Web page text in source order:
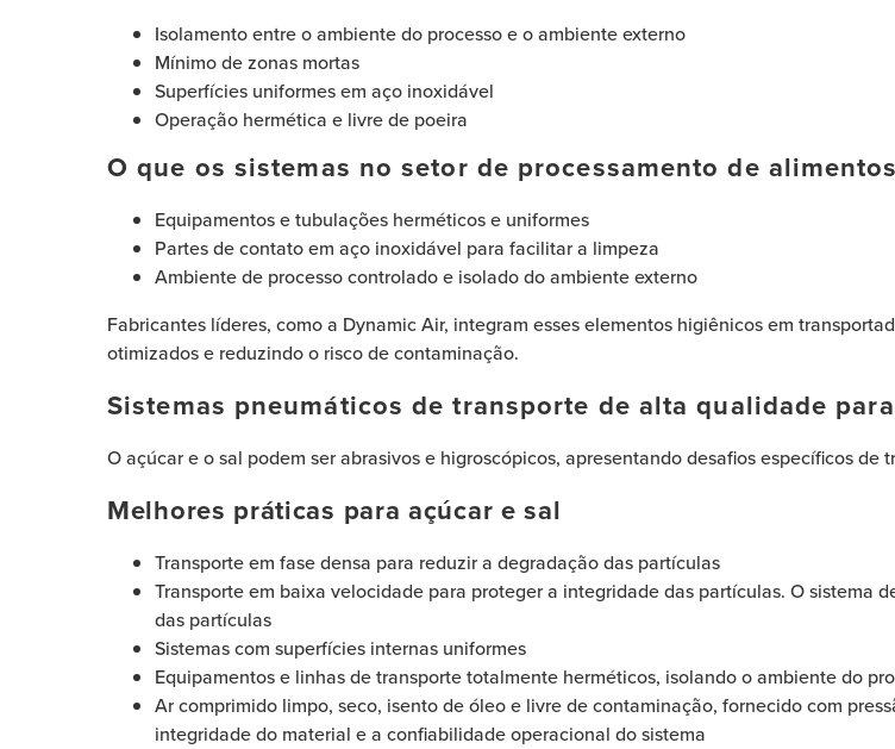
Isolamento entre o ambiente do processo e o ambiente externo
Mínimo de zonas mortas
Superfícies uniformes em aço inoxidável
Operação hermética e livre de poeira
O que os sistemas no setor de processamento de
Equipamentos e tubulações herméticos e uniformes
Partes de contato em aço inoxidável para facilitar a limpeza
Ambiente de processo controlado e isolado do ambiente externo
Fabricantes líderes, como a Dynamic Air, integram esses elementos higiênicos em
otimizados e reduzindo o risco de contaminação.
Sistemas pneumáticos de transporte de alta qualidade
O açúcar e o sal podem ser abrasivos e higroscópicos, apresentando desafios específicos de
Melhores práticas para açúcar e sal
Transporte em fase densa para reduzir a degradação das partículas
Transporte em baixa velocidade para proteger a integridade das partículas. O
das partículas
Sistemas com superfícies internas uniformes
Equipamentos e linhas de transporte totalmente herméticos, isolando o ambiente do
Ar comprimido limpo, seco, isento de óleo e livre de contaminação, fornecido com
integridade do material e a confiabilidade operacional do sistema